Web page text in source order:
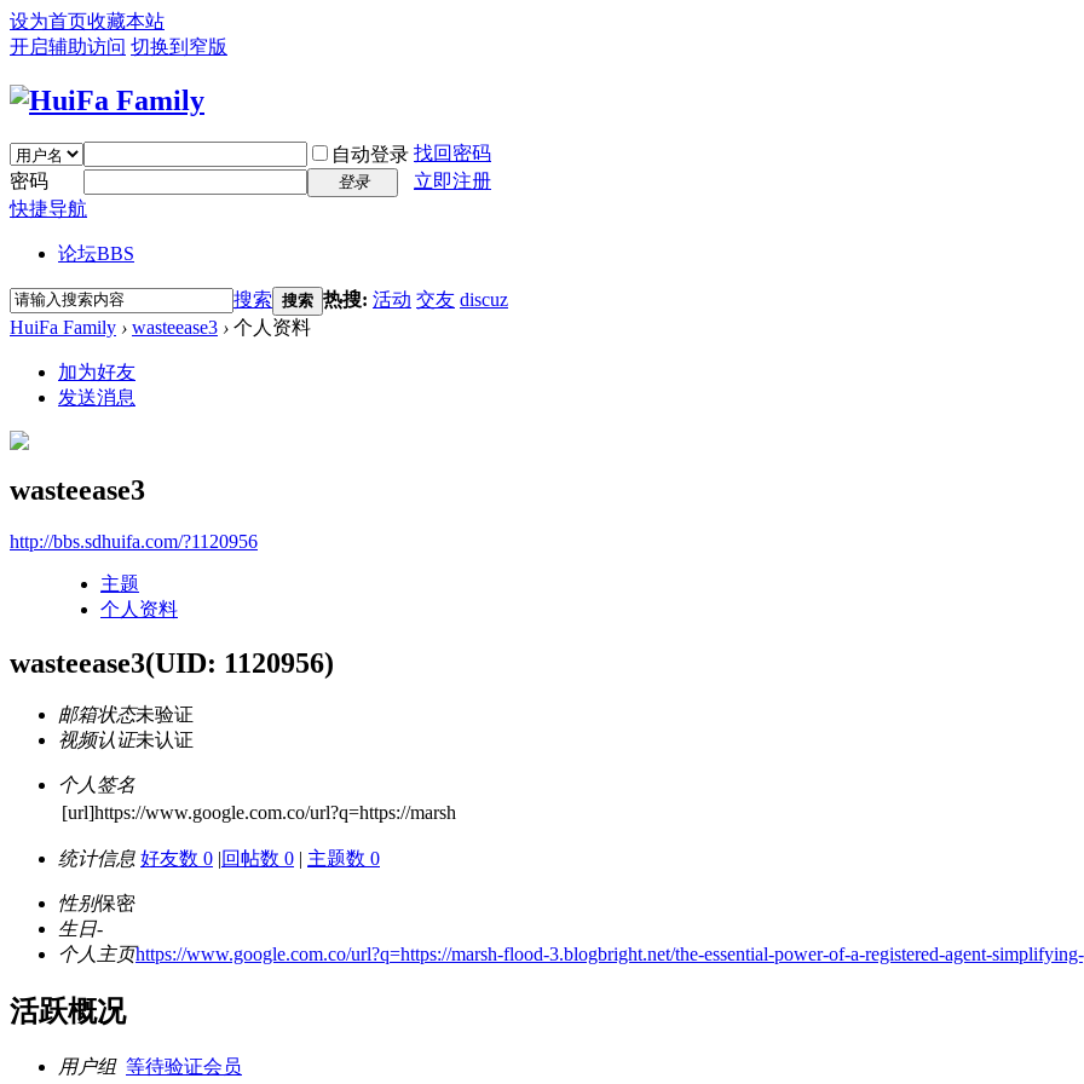
设为首页收藏本站
开启辅助访问 切换到窄版
自动登录 找回密码
密码
登录
立即注册
快捷导航
论坛BBS
搜索 搜索 热搜: 活动 交友 discuz
HuiFa Family › wasteease3 › 个人资料
加为好友
发送消息
wasteease3
http://bbs.sdhuifa.com/?1120956
主题
个人资料
wasteease3(UID: 1120956)
邮箱状态未验证
视频认证未认证
个人签名
[url]https://www.google.com.co/url?q=https://marsh
统计信息 好友数 0 |回帖数 0 | 主题数 0
性别保密
生日-
个人主页https://www.google.com.co/url?q=https://marsh-flood-3.blogbright.net/the-essential-power-of-a-registered-agent-
活跃概况
用户组 等待验证会员